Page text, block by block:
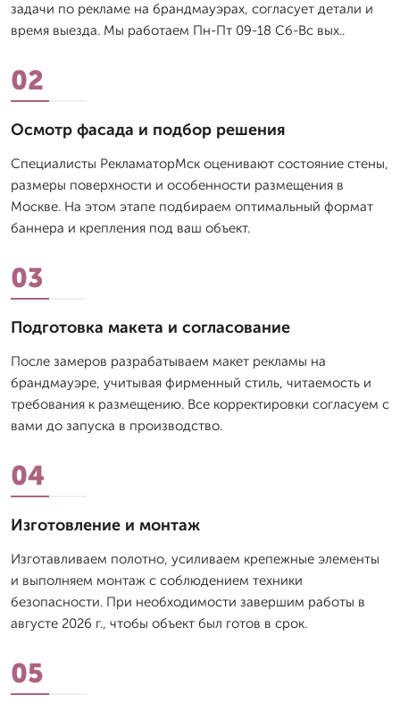
задачи по рекламе на брандмауэрах, согласует детали и
время выезда. Мы работаем Пн-Пт 09-18 Сб-Вс вых..
02
Осмотр фасада и подбор решения
Специалисты РекламаторМск оценивают состояние стены,
размеры поверхности и особенности размещения в
Москве. На этом этапе подбираем оптимальный формат
баннера и крепления под ваш объект.
03
Подготовка макета и согласование
После замеров разрабатываем макет рекламы на
брандмауэре, учитывая фирменный стиль, читаемость и
требования к размещению. Все корректировки согласуем с
вами до запуска в производство.
04
Изготовление и монтаж
Изготавливаем полотно, усиливаем крепежные элементы
и выполняем монтаж с соблюдением техники
безопасности. При необходимости завершим работы в
августе 2026 г., чтобы объект был готов в срок.
05